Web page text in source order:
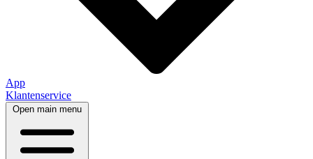
App
Klantenservice
Open main menu